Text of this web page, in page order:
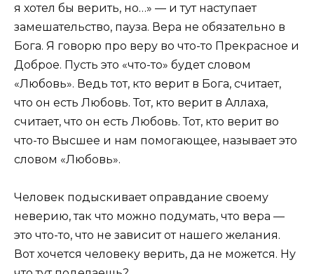
я хотел бы верить, но…» — и тут наступает
замешательство, пауза. Вера не обязательно в
Бога. Я говорю про веру во что-то Прекрасное и
Доброе. Пусть это «что-то» будет словом
«Любовь». Ведь тот, кто верит в Бога, считает,
что он есть Любовь. Тот, кто верит в Аллаха,
считает, что он есть Любовь. Тот, кто верит во
что-то Высшее и нам помогающее, называет это
словом «Любовь».
Человек подыскивает оправдание своему
неверию, так что можно подумать, что вера —
это что-то, что не зависит от нашего желания.
Вот хочется человеку верить, да не можется. Ну